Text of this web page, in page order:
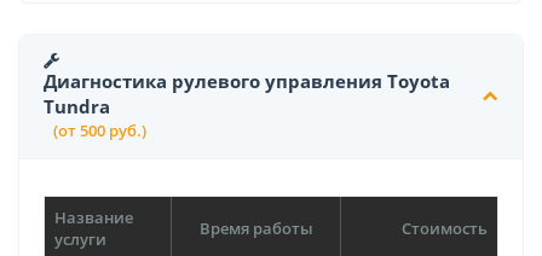
Диагностика рулевого управления Toyota
Tundra
(от 500 руб.)
Название
услуги
Время работы Стоимость